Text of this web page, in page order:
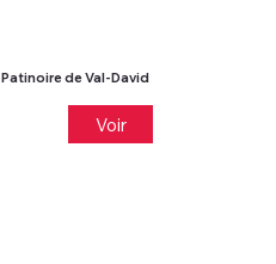
Patinoire de Val-David
Voir